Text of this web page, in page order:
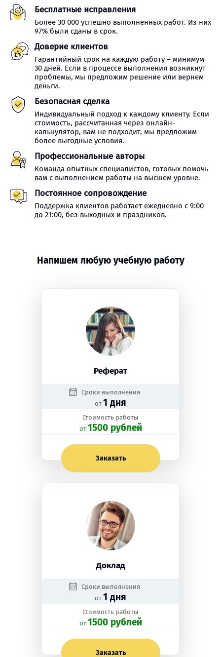
Бесплатные исправления
Более 30 000 успешно выполненных работ. Из них
97% были сданы в срок.
Доверие клиентов
Гарантийный срок на каждую работу – минимум
30 дней. Если в процессе выполнения возникнут
проблемы, мы предложим решение или вернем
деньги.
Безопасная сделка
Индивидуальный подход к каждому клиенту. Если
стоимость, рассчитанная через онлайн-
калькулятор, вам не подходит, мы предложим
более выгодные условия.
Профессиональные авторы
Команда опытных специалистов, готовых помочь
вам с выполнением работы на высшем уровне.
Постоянное сопровождение
Поддержка клиентов работает ежедневно с 9:00
до 21:00, без выходных и праздников.
Напишем любую учебную работу
Реферат
Сроки выполнения
от 1 дня
Стоимость работы
oт 1500 рублей
Заказать
Доклад
Сроки выполнения
от 1 дня
Стоимость работы
oт 1500 рублей
Заказать